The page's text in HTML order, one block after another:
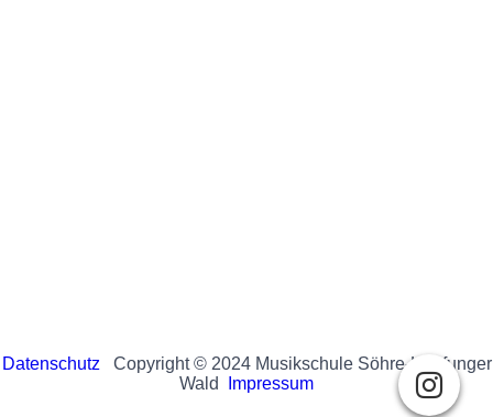
Datenschutz
Copyright © 2024 Musikschule Söhre-Kaufunger
Wald
Impressum